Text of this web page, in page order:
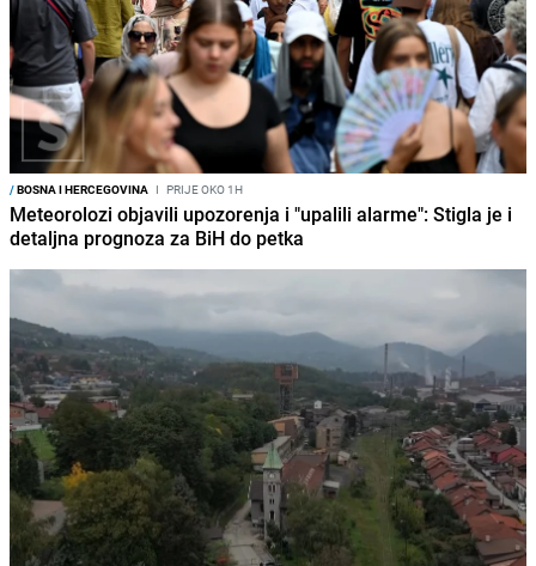
/BOSNA I HERCEGOVINA I PRIJE OKO 1H
Meteorolozi objavili upozorenja i "upalili alarme": Stigla je i
detaljna prognoza za BiH do petka